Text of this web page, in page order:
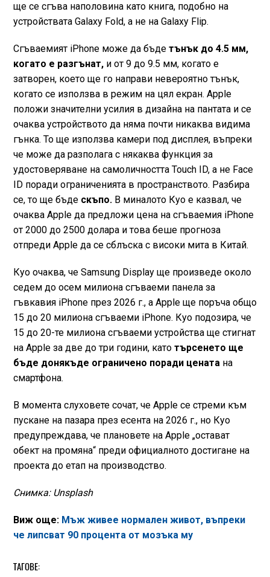
ще се сгъва наполовина като книга, подобно на
устройствата Galaxy Fold, а не на Galaxy Flip.
Сгъваемият iPhone може да бъде тънък до 4.5 мм,
когато е разгънат,и от 9 до 9.5 мм, когато е
затворен, което ще го направи невероятно тънък,
когато се използва в режим на цял екран. Apple
положи значителни усилия в дизайна на пантата и се
очаква устройството да няма почти никаква видима
гънка. То ще използва камери под дисплея, въпреки
че може да разполага с някаква функция за
удостоверяване на самоличността Touch ID, а не Face
ID поради ограниченията в пространството. Разбира
се, то ще бъде скъпо.В миналото Куо е казвал, че
очаква Apple да предложи цена на сгъваемия iPhone
от 2000 до 2500 долара и това беше прогноза
отпреди Apple да се сблъска с високи мита в Китай.
Куо очаква, че Samsung Display ще произведе около
седем до осем милиона сгъваеми панела за
гъвкавия iPhone през 2026 г., а Apple ще поръча общо
15 до 20 милиона сгъваеми iPhone. Куо подозира, че
15 до 20-те милиона сгъваеми устройства ще стигнат
на Apple за две до три години, катотърсенето ще
бъде донякъде ограничено поради ценатана
смартфона.
В момента слуховете сочат, че Apple се стреми към
пускане на пазара през есента на 2026 г., но Куо
предупреждава, че плановете на Apple „остават
обект на промяна“ преди официалното достигане на
проекта до етап на производство.
Снимка: Unsplash
Виж още: Мъж живее нормален живот, въпреки
че липсват 90 процента от мозъка му
ТАГОВЕ: